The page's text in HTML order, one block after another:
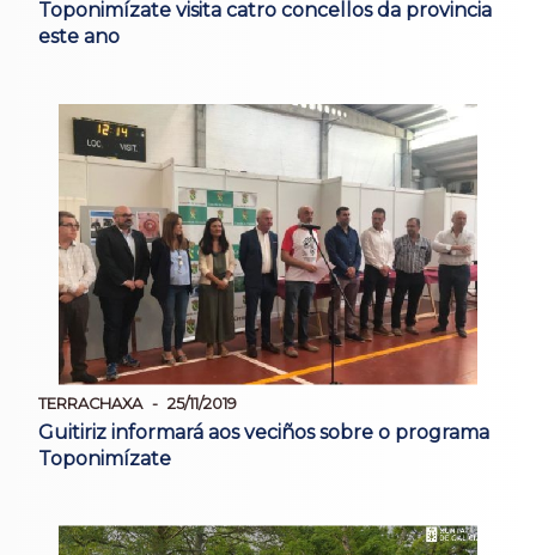
Toponimízate visita catro concellos da provincia
este ano
TERRACHAXA 25/11/2019
Guitiriz informará aos veciños sobre o programa
Toponimízate